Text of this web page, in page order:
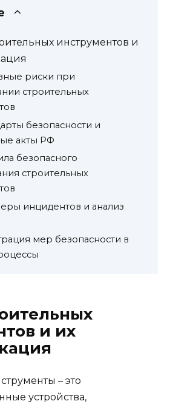
инструментов и
риски при
строительных
безопасности и
акты РФ
безопасного
строительных
инцидентов и анализ
мер безопасности в
и их
– это
устройства,